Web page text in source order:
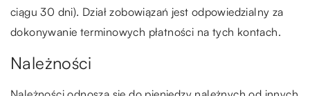
ciągu 30 dni). Dział zobowiązań jest odpowiedzialny za
dokonywanie terminowych płatności na tych kontach.
Należności